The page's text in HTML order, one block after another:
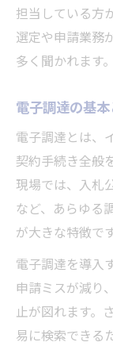
担当している方
選定や申請業務
多く聞かれます。
電子調達の基
電子調達とは、
契約手続き全般
現場では、入札
など、あらゆる
が大きな特徴です
電子調達を導入
申請ミスが減り
止が図れます。
易に検索できる